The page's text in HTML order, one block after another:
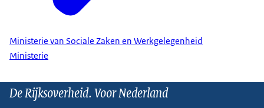
Ministerie van Sociale Zaken en Werkgelegenheid
Ministerie
De Rijksoverheid. Voor Nederland